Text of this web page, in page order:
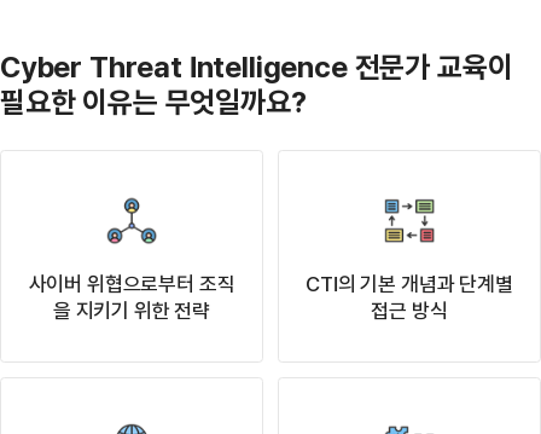
Cyber Threat Intelligence 전문가 교육이
필요한 이유는 무엇일까요?
사이버 위협으로부터 조직
을 지키기 위한 전략
CTI의 기본 개념과 단계별
접근 방식